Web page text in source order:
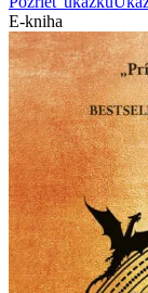
E-kniha